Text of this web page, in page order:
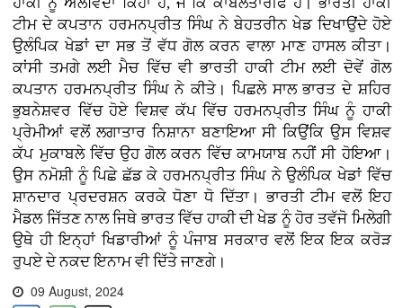
ਹਾਕੀ ਨੂੰ ਅਲਵਿਦਾ ਕਿਹਾ ਹੈ, ਜੋ ਕਿ ਕਾਬਲੇਤਾਰੀਫ ਹੈ। ਭਾਰਤੀ ਹਾਕੀ
ਟੀਮ ਦੇ ਕਪਤਾਨ ਹਰਮਨਪ੍ਰੀਤ ਸਿੰਘ ਨੇ ਬੇਹਤਰੀਨ ਖੇਡ ਦਿਖਾਉਂਦੇ ਹੋਏ
ਉਲੰਪਿਕ ਖੇਡਾਂ ਦਾ ਸਭ ਤੋਂ ਵੱਧ ਗੋਲ ਕਰਨ ਵਾਲਾ ਮਾਣ ਹਾਸਲ ਕੀਤਾ।
ਕਾਂਸੀ ਤਮਗੇ ਲਈ ਮੈਚ ਵਿੱਚ ਵੀ ਭਾਰਤੀ ਹਾਕੀ ਟੀਮ ਲਈ ਦੋਵੇਂ ਗੋਲ
ਕਪਤਾਨ ਹਰਮਨਪ੍ਰੀਤ ਸਿੰਘ ਨੇ ਕੀਤੇ। ਪਿਛਲੇ ਸਾਲ ਭਾਰਤ ਦੇ ਸ਼ਹਿਰ
ਭੁਬਨੇਸ਼ਵਰ ਵਿੱਚ ਹੋਏ ਵਿਸ਼ਵ ਕੱਪ ਵਿੱਚ ਹਰਮਨਪ੍ਰੀਤ ਸਿੰਘ ਨੂੰ ਹਾਕੀ
ਪ੍ਰੇਮੀਆਂ ਵਲੋਂ ਲਗਾਤਾਰ ਨਿਸ਼ਾਨਾ ਬਣਾਇਆ ਸੀ ਕਿਉਂਕਿ ਉਸ ਵਿਸ਼ਵ
ਕੱਪ ਮੁਕਾਬਲੇ ਵਿੱਚ ਉਹ ਗੋਲ ਕਰਨ ਵਿੱਚ ਕਾਮਯਾਬ ਨਹੀਂ ਸੀ ਹੋਇਆ।
ਉਸ ਨਮੋਸ਼ੀ ਨੂੰ ਪਿਛੇ ਛੱਡ ਕੇ ਹਰਮਨਪ੍ਰੀਤ ਸਿੰਘ ਨੇ ਉਲੰਪਿਕ ਖੇਡਾਂ ਵਿੱਚ
ਸ਼ਾਨਦਾਰ ਪ੍ਰਦਰਸ਼ਨ ਕਰਕੇ ਧੋਣਾ ਧੋ ਦਿੱਤਾ। ਭਾਰਤੀ ਟੀਮ ਵਲੋਂ ਇਹ
ਮੈਡਲ ਜਿੱਤਣ ਨਾਲ ਜਿਥੇ ਭਾਰਤ ਵਿੱਚ ਹਾਕੀ ਦੀ ਖੇਡ ਨੂੰ ਹੋਰ ਤਵੱਜੋ ਮਿਲੇਗੀ
ਉਥੇ ਹੀ ਇਨ੍ਹਾਂ ਖਿਡਾਰੀਆਂ ਨੂੰ ਪੰਜਾਬ ਸਰਕਾਰ ਵਲੋਂ ਇਕ ਇਕ ਕਰੋੜ
ਰੁਪਏ ਦੇ ਨਕਦ ਇਨਾਮ ਵੀ ਦਿੱਤੇ ਜਾਣਗੇ।
09 August, 2024